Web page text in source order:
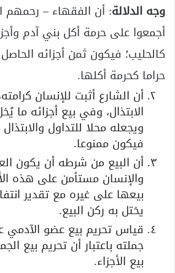
وجه الدلالة: أن الفقهاء – رحمهم
أجمعوا على حرمة أكل بني آدم
كالحليب؛ فيكون ثمن أجزائه
حراما كحرمة أكلها.
أن الشارع أثبت للإنسان
الابتذال، وفي بيع أجزائه ما
ويجعله محلا للتداول والابتذال
فيكون ممنوعا.
أن البيع من شرطه أن يكون
والإنسان مستأمن على هذه
بيعها على غيره مع تقدير
يختل به ركن البيع.
قياس تحريم بيع عضو الآدمي
جملته باعتبار أن تحريم بيع
بيع الأجزاء.